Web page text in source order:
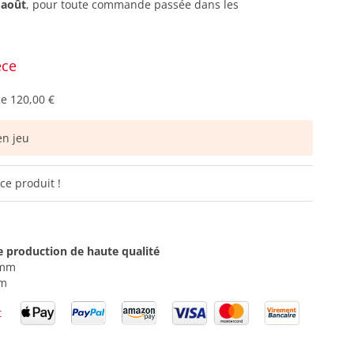
, pour toute commande passée dans les
120,00 €
jeu
produit !
production de haute qualité